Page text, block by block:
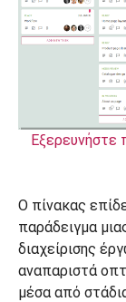
Εξερευνήστε
Ο πίνακας
παράδειγμα
διαχείρισης
αναπαριστά
μέσα από